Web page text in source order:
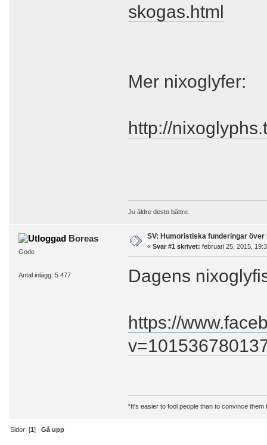
skogas.html
Mer nixoglyfer:
http://
Ju äldre desto bättre.
Boreas
Gode
Antal inlägg: 5 477
SV: Humoristiska funderingar
« Svar #1 skrivet: februari 25, 2015,
Dagens
https://
“It's easier to fool people than to convince them
Sidor: [1]Gå upp